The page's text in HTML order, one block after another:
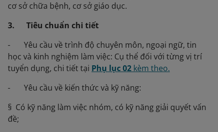
cơ sở chữa bệnh, cơ sở giáo dục.
3. Tiêu chuẩn chi tiết
- Yêu cầu về trình độ chuyên môn, ngoại ngữ, tin
học và kinh nghiệm làm việc: Cụ thể đối với từng vị trí
tuyển dụng, chi tiết tại Phụ lục 02 kèm theo.
- Yêu cầu về kiến thức và kỹ năng:
§ Có kỹ năng làm việc nhóm, có kỹ năng giải quyết vấn
đề;